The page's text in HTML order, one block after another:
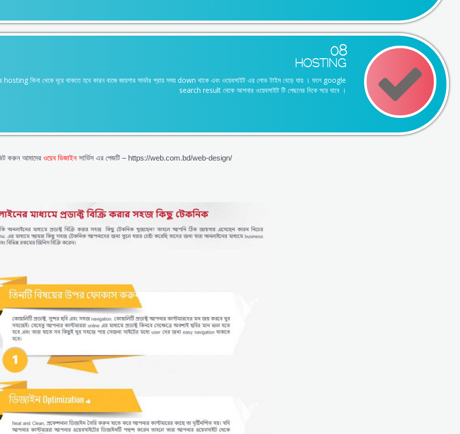
08
HOSTING
কিনা থেকে দূরে থাকতে হবে কারন বাজে জায়গার সার্ভার প্রায় সময় down থাকে এবং ওয়েবসাইট এর লোড টাইম বেড়ে যায় । ফলে google
search result থেকে আপনার ওয়েবসাইট টি পেছনের দিকে সরে যাবে ।
করুন আমাদের ওয়েব ডিজাইন সার্ভিস এর পেজটি – https://web.com.bd/web-design/